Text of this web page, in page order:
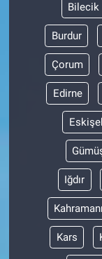
Bilecik
Burdur
Çorum
Edirne
Iğdır
Kars
Haber
İlan
Kimdir
Kültür
Ne demişti
Nedir